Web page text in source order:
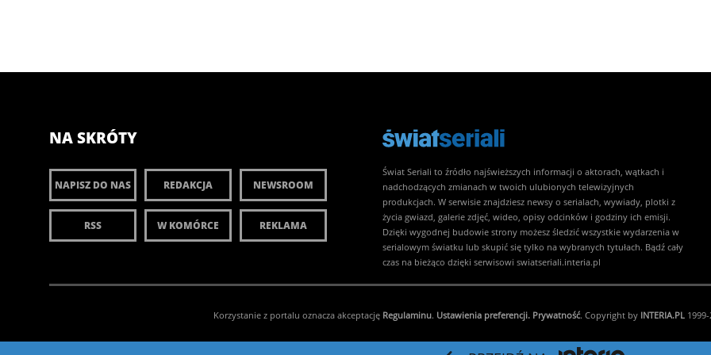
NA SKRÓTY
NAPISZ DO NAS REDAKCJA NEWSROOM
RSS W KOMÓRCE REKLAMA
Świat Seriali to źródło najświeższych informacji o aktorach, wątkach i
nadchodzących zmianach w twoich ulubionych telewizyjnych
produkcjach. W serwisie znajdziesz newsy o serialach, wywiady, plotki z
życia gwiazd, galerie zdjęć, wideo, opisy odcinków i godziny ich emisji.
Dzięki wygodnej budowie strony możesz śledzić wszystkie wydarzenia w
serialowym światku lub skupić się tylko na wybranych tytułach. Bądź cały
czas na bieżąco dzięki serwisowi swiatseriali.interia.pl
Korzystanie z portalu oznacza akceptację Regulaminu. Ustawienia preferencji. Prywatność. Copyright by INTERIA.PL